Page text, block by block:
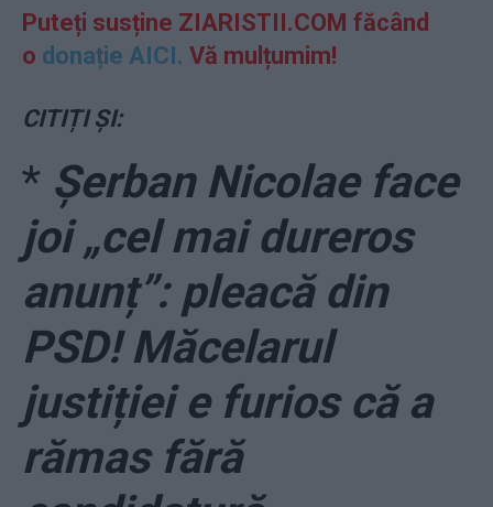
Puteți susține ZIARISTII.COM făcând
o donație AICI. Vă mulțumim!
CITIȚI ȘI:
* Șerban Nicolae face
joi „cel mai dureros
anunț”: pleacă din
PSD! Măcelarul
justiției e furios că a
rămas fără